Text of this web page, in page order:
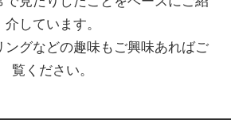
介しています。
ングなどの趣味もご興味あればご
覧ください。